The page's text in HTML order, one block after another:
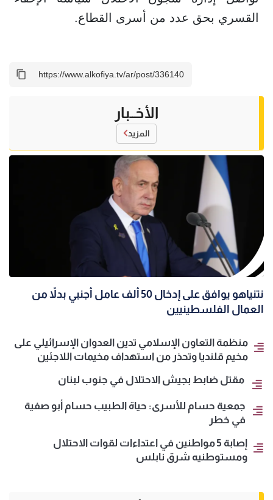
القسري بحق عدد من أسرى القطاع.
الأخــبار
المزيد
نتنياهو يوافق على إدخال 50 ألف عامل أجنبي بدلاً من
العمال الفلسطينيين
منظمة التعاون الإسلامي تدين العدوان الإسرائيلي على
مخيم قلنديا وتحذر من استهداف مخيمات اللاجئين
مقتل ضابط بجيش الاحتلال في جنوب لبنان
جمعية حسام للأسرى: حياة الطبيب حسام أبو صفية
في خطر
إصابة 5 مواطنين في اعتداءات لقوات الاحتلال
ومستوطنيه شرق نابلس